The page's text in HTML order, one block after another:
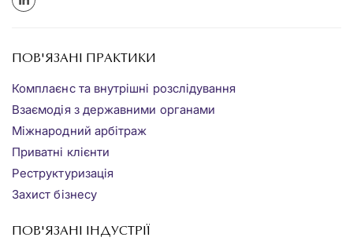
ПОВ'ЯЗАНІ ПРАКТИКИ
Комплаєнс та внутрішні розслідування
Взаємодія з державними органами
Міжнародний арбітраж
Приватні клієнти
Реструктуризація
Захист бізнесу
ПОВ'ЯЗАНІ ІНДУСТРІЇ